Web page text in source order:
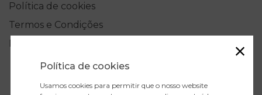
Política de cookies
Termos e Condições
Política de Privacidade
Política de cookies
Usamos cookies para permitir que o nosso website